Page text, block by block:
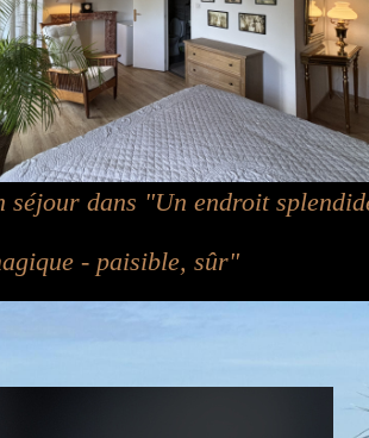
séjour dans "Un endroit
- paisible, sûr"